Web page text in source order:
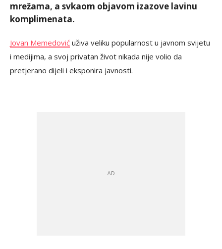
mrežama, a svkaom objavom izazove lavinu
komplimenata.
Jovan Memedović uživa veliku popularnost u javnom svijetu
i medijima, a svoj privatan život nikada nije volio da
pretjerano dijeli i eksponira javnosti.